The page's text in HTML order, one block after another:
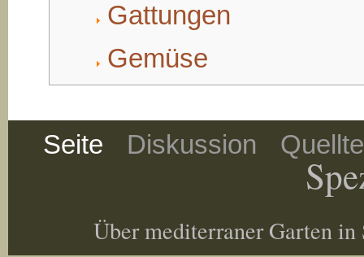
Gattungen
Gemüse
Seite Diskussion
Über mediterraner Garten in